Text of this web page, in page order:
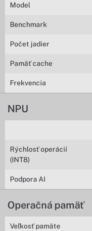
Model
Benchmark
Počet jadier
Pamäť cache
Frekvencia
NPU
Rýchlosť operácií
(INT8)
Podpora AI
Operačná pamäť
Veľkosť pamäte